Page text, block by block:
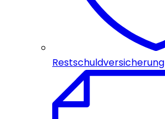
Restschuldversicherung